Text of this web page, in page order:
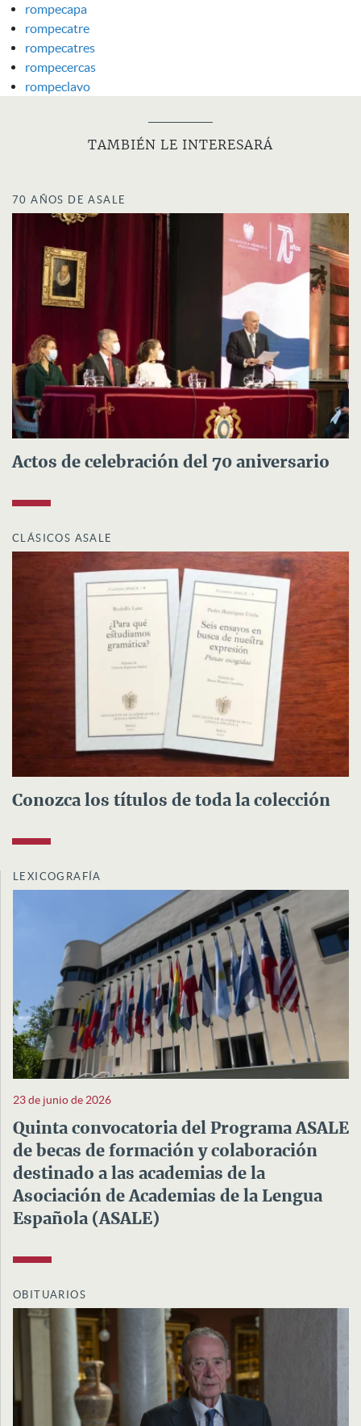
rompecapa
rompecatre
rompecatres
rompecercas
rompeclavo
TAMBIÉN LE INTERESARÁ
70 AÑOS DE ASALE
Actos de celebración del 70 aniversario
CLÁSICOS ASALE
Conozca los títulos de toda la colección
LEXICOGRAFÍA
23 de junio de 2026
Quinta convocatoria del Programa ASALE
de becas de formación y colaboración
destinado a las academias de la
Asociación de Academias de la Lengua
Española (ASALE)
OBITUARIOS